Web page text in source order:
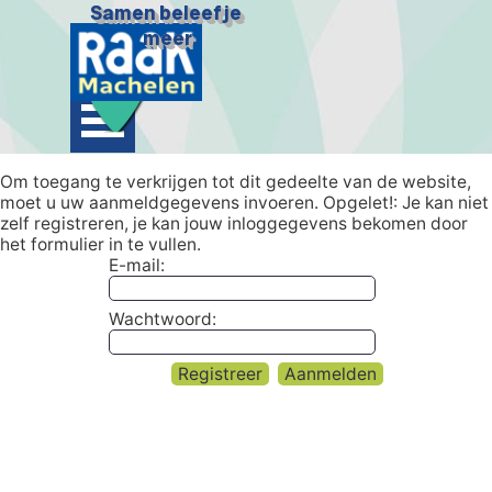
Ga naar de inhoud
Menu overslaan
Samen beleef je
meer
Om toegang te verkrijgen tot dit gedeelte van de website,
moet u uw aanmeldgegevens invoeren. Opgelet!: Je kan niet
zelf registreren, je kan jouw inloggegevens bekomen door
het formulier in te vullen.
E-mail:
Wachtwoord: